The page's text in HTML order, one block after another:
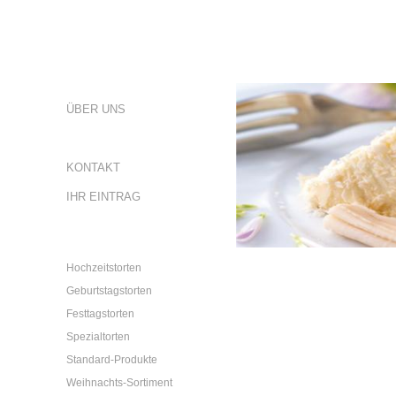
ÜBER UNS
KONTAKT
IHR EINTRAG
Hochzeitstorten
Geburtstagstorten
Festtagstorten
Spezialtorten
Standard-Produkte
Weihnachts-Sortiment